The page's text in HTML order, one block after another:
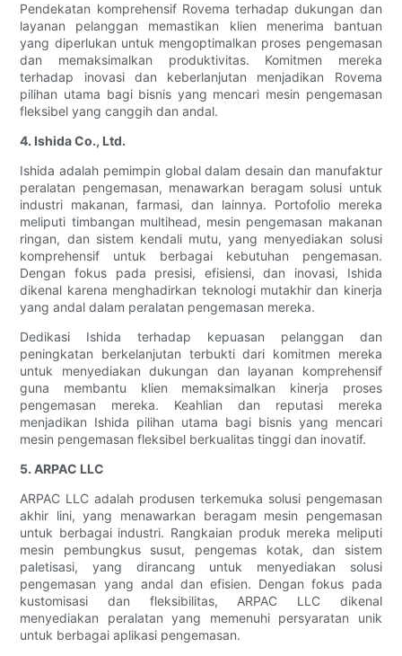
Pendekatan komprehensif Rovema terhadap dukungan dan
layanan pelanggan memastikan klien menerima bantuan
yang diperlukan untuk mengoptimalkan proses pengemasan
dan memaksimalkan produktivitas. Komitmen mereka
terhadap inovasi dan keberlanjutan menjadikan Rovema
pilihan utama bagi bisnis yang mencari mesin pengemasan
fleksibel yang canggih dan andal.
4. Ishida Co., Ltd.
Ishida adalah pemimpin global dalam desain dan manufaktur
peralatan pengemasan, menawarkan beragam solusi untuk
industri makanan, farmasi, dan lainnya. Portofolio mereka
meliputi timbangan multihead, mesin pengemasan makanan
ringan, dan sistem kendali mutu, yang menyediakan solusi
komprehensif untuk berbagai kebutuhan pengemasan.
Dengan fokus pada presisi, efisiensi, dan inovasi, Ishida
dikenal karena menghadirkan teknologi mutakhir dan kinerja
yang andal dalam peralatan pengemasan mereka.
Dedikasi Ishida terhadap kepuasan pelanggan dan
peningkatan berkelanjutan terbukti dari komitmen mereka
untuk menyediakan dukungan dan layanan komprehensif
guna membantu klien memaksimalkan kinerja proses
pengemasan mereka. Keahlian dan reputasi mereka
menjadikan Ishida pilihan utama bagi bisnis yang mencari
mesin pengemasan fleksibel berkualitas tinggi dan inovatif.
5. ARPAC LLC
ARPAC LLC adalah produsen terkemuka solusi pengemasan
akhir lini, yang menawarkan beragam mesin pengemasan
untuk berbagai industri. Rangkaian produk mereka meliputi
mesin pembungkus susut, pengemas kotak, dan sistem
paletisasi, yang dirancang untuk menyediakan solusi
pengemasan yang andal dan efisien. Dengan fokus pada
kustomisasi dan fleksibilitas, ARPAC LLC dikenal
menyediakan peralatan yang memenuhi persyaratan unik
untuk berbagai aplikasi pengemasan.